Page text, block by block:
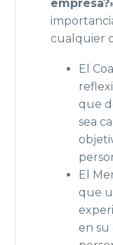
cualquier
El
que
sea
El
que
en su